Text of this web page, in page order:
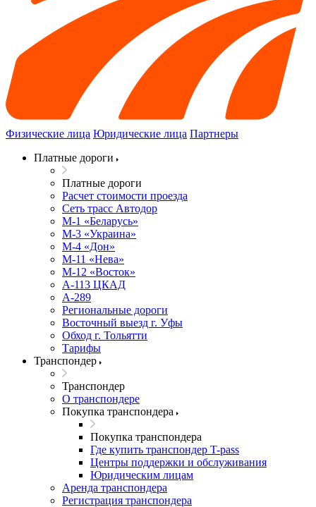
Физические лица Юридические лица Партнеры
Платные дороги
Платные дороги
Расчет стоимости проезда
Сеть трасс Автодор
М-1 «Беларусь»
М-3 «Украина»
М-4 «Дон»
М-11 «Нева»
М-12 «Восток»
А-113 ЦКАД
А-289
Региональные дороги
Восточный выезд г. Уфы
Обход г. Тольятти
Тарифы
Транспондер
Транспондер
О транспондере
Покупка транспондера
Покупка транспондера
Где купить транспондер T-pass
Центры поддержки и обслуживания
Юридическим лицам
Аренда транспондера
Регистрация транспондера